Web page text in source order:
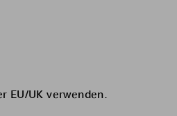
EU/UK verwenden.